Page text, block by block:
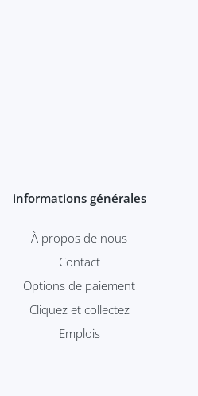
informations générales
À propos de nous
Contact
Options de paiement
Cliquez et collectez
Emplois